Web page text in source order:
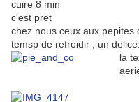
cuire 8 min
c'est pret
chez nous ceux aux
temsp de refroidir , un delice.
la